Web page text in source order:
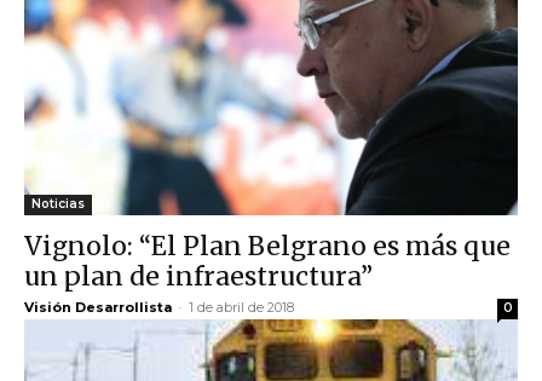
Noticias
Vignolo: “El Plan Belgrano es más que
un plan de infraestructura”
Visión Desarrollista - 1 de abril de 2018 0